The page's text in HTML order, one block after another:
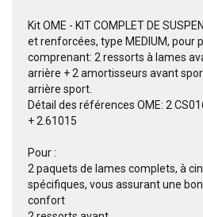
Kit OME - KIT COMPLET DE
et renforcées, type MEDIUM, pour
comprenant: 2 ressorts à lames
arrière + 2 amortisseurs avant
arrière sport.
Détail des références OME: 2
+ 2.61015
Pour :
2 paquets de lames complets, à
spécifiques, vous assurant une
confort